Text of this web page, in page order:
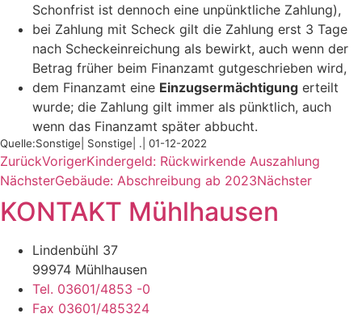
Schonfrist ist dennoch eine unpünktliche Zahlung),
bei Zahlung mit Scheck gilt die Zahlung erst 3 Tage
nach Scheckeinreichung als bewirkt, auch wenn der
Betrag früher beim Finanzamt gutgeschrieben wird,
dem Finanzamt eine Einzugsermächtigung erteilt
wurde; die Zahlung gilt immer als pünktlich, auch
wenn das Finanzamt später abbucht.
Quelle:Sonstige| Sonstige| .| 01-12-2022
ZurückVorigerKindergeld: Rückwirkende Auszahlung
NächsterGebäude: Abschreibung ab 2023Nächster
KONTAKT Mühlhausen
Lindenbühl 37
99974 Mühlhausen
Tel. 03601/4853 -0
Fax 03601/485324